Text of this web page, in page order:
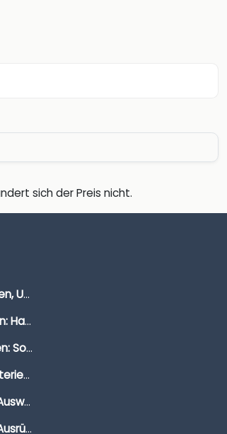
sich der Preis nicht.
Autoshampoo: Kriterien, Unterschiede & Anwendung
Immunsystem stärken: Hausmittel, Vitamine & Wissenswertes
Clever daten & sparen: So findest du die besten Deals für Dates und Unternehmungen
Segelhandschuhe: Kriterien, Materialien & Tipps
Wohnwagenspiegel: Auswahl, Preise & Montage
Windsurfen: Einstieg, Ausrüstung & Tipps